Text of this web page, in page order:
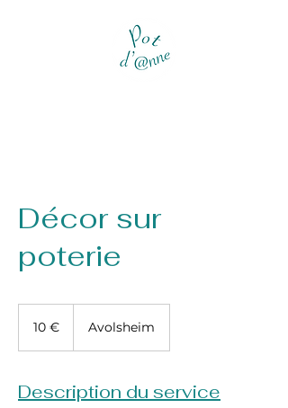
Décor sur
poterie
10 € Avolsheim
Description du service